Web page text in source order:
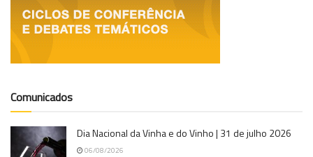
Comunicados
Dia Nacional da Vinha e do Vinho | 31 de julho 2026
06/08/2026